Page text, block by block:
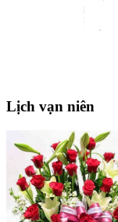
Lịch vạn niên